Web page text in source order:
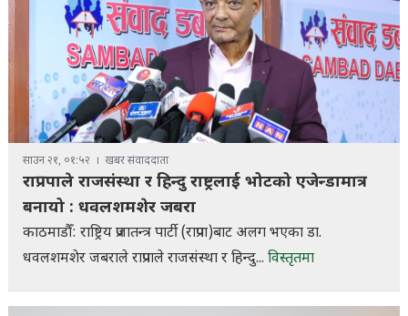
साउन २१, ०१:५२ खबर संवाददाता
राप्रपाले राजसंस्था र हिन्दु राष्ट्रलाई भोटको एजेन्डामात्र
बनायो : धवलशमशेर जबरा
काठमाडौँ: राष्ट्रिय प्रजातन्त्र पार्टी (राप्रपा)बाट अलग भएका डा.
धवलशमशेर जबराले राप्रपाले राजसंस्था र हिन्दु... विस्तृतमा